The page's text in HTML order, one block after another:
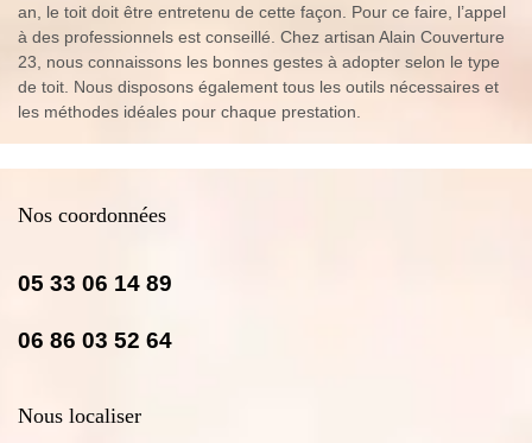
an, le toit doit être entretenu de cette façon. Pour ce faire, l’appel
à des professionnels est conseillé. Chez artisan Alain Couverture
23, nous connaissons les bonnes gestes à adopter selon le type
de toit. Nous disposons également tous les outils nécessaires et
les méthodes idéales pour chaque prestation.
Nos coordonnées
05 33 06 14 89
06 86 03 52 64
Nous localiser